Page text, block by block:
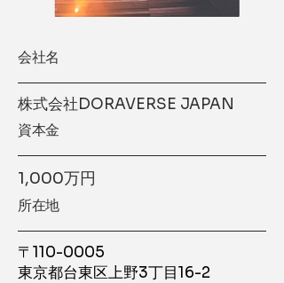
​会社名
株式会社DORAVERSE JAPAN
資本金
1,000万円
​所在地
〒110-0005
東京都台東区上野3丁目16-2